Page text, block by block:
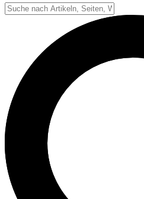
Punkte & Scoring
Strafen & Fouls
Schiedsrichter
Football Lexikon